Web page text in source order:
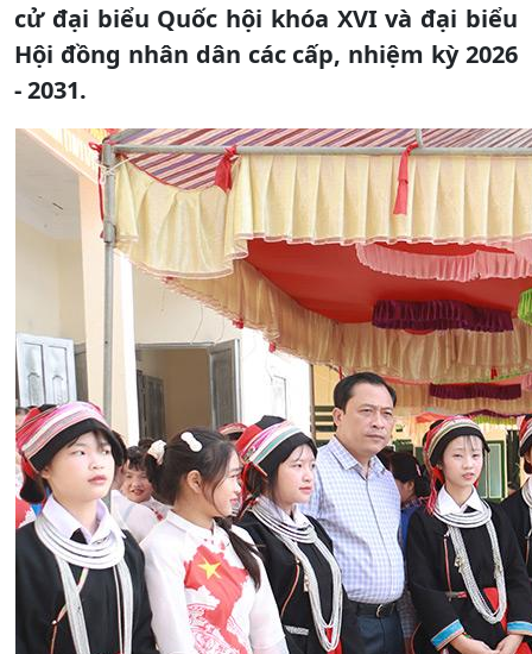
cử đại biểu Quốc hội khóa XVI và đại biểu
Hội đồng nhân dân các cấp, nhiệm kỳ 2026
- 2031.